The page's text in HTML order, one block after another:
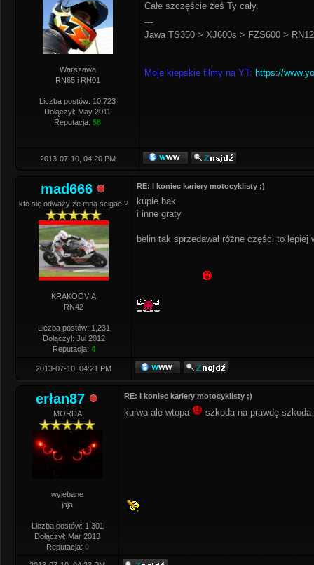
Warszawa
RN65 i RN01
Liczba postów: 10,723
Dołączył: May 2011
Reputacja: 58
Całe szczęście żeś Ty cały.
---
Jawa TS350 > XJ600s > FZS600 >
Moje kiepskie filmy na YT: https://
2013-07-10, 04:20 PM
mad666
kto się odważy ze mną ścigac ?
KRAKOOVIA
RN42
Liczba postów: 1,231
Dołączył: Jul 2012
Reputacja: 4
RE: I koniec kariery motocyklisty ;)
kupie bak
i inne graty
belin tak sprzedawał różne części to
2013-07-10, 04:21 PM
erłan87
MORDA
wyjebane
jaja
Liczba postów: 1,301
Dołączył: Mar 2013
Reputacja: 0
RE: I koniec kariery motocyklisty ;)
kurwa ale wtopa szkoda na prawdę szkoda